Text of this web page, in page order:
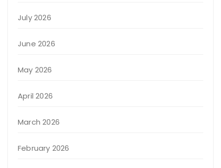
July 2026
June 2026
May 2026
April 2026
March 2026
February 2026